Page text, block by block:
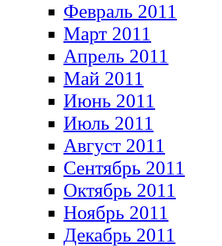
Февраль 2011
Март 2011
Апрель 2011
Май 2011
Июнь 2011
Июль 2011
Август 2011
Сентябрь 2011
Октябрь 2011
Ноябрь 2011
Декабрь 2011